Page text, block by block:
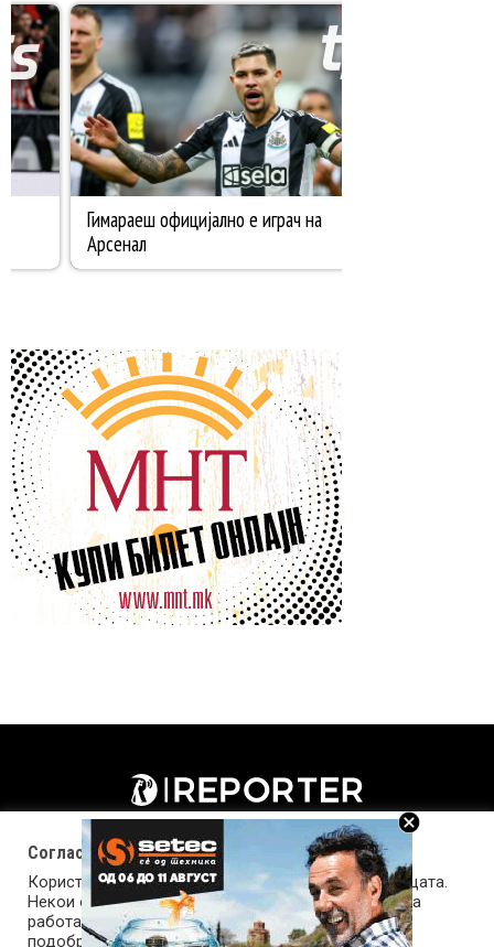
Согласност за колачиња (cookies)
Користиме колачиња за оптимизирање на страницата.
Некои од колачињата се од суштинско значење за
работата на страницата, а други помагаат да ја
подобриме оваа интернет страница и вашето